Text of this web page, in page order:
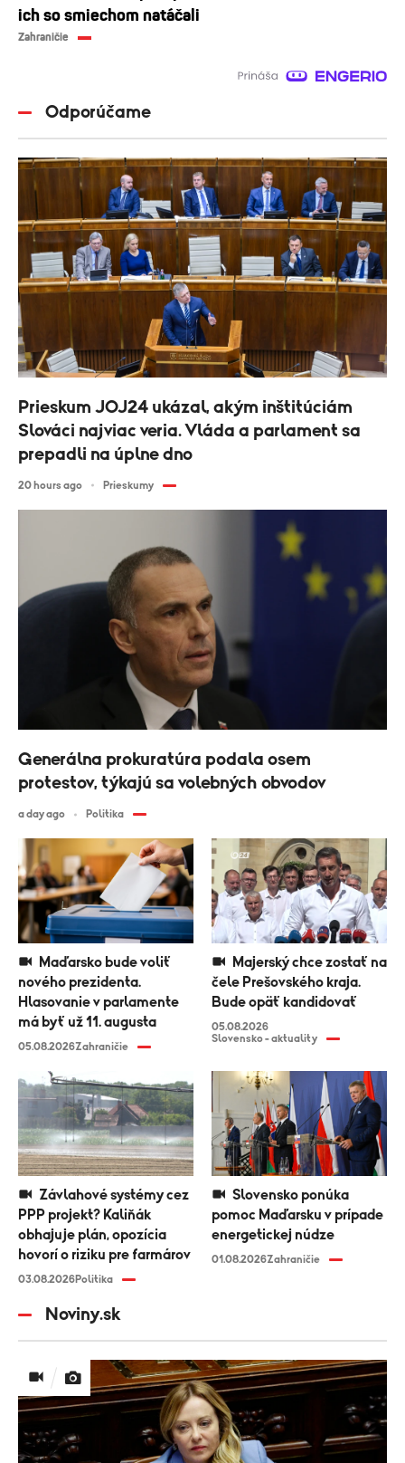
ich so smiechom natáčali
Zahraničie
Odporúčame
Prieskum JOJ24 ukázal, akým inštitúciám
Slováci najviac veria. Vláda a parlament sa
prepadli na úplne dno
20 hours ago Prieskumy
Generálna prokuratúra podala osem
protestov, týkajú sa volebných obvodov
a day ago Politika
nového prezidenta.
Hlasovanie v parlamente
má byť už 11. augusta
05.08.2026Zahraničie
čele Prešovského kraja.
Bude opäť kandidovať
05.08.2026
Slovensko - aktuality
PPP projekt? Kaliňák
obhajuje plán, opozícia
hovorí o riziku pre farmárov
03.08.2026Politika
pomoc Maďarsku v prípade
energetickej núdze
01.08.2026Zahraničie
Noviny.sk